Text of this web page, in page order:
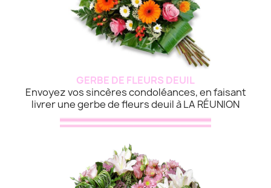
GERBE DE FLEURS DEUIL
Envoyez vos sincères condoléances, en faisant
livrer une gerbe de fleurs deuil à LA RÉUNION